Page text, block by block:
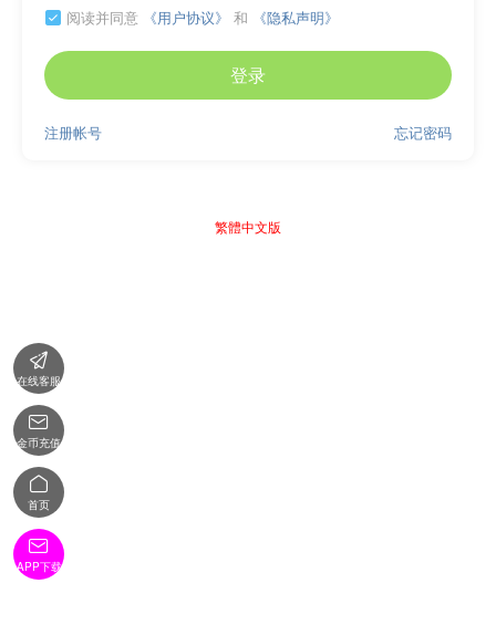
 阅读并同意 《用户协议》 和 《隐私声明》
登录
忘记密码
注册帐号
繁體中文版

在线客服

金币充值

首页

APP下载